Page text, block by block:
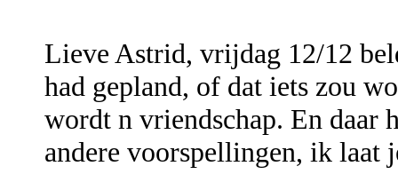
Lieve Astrid, vrijdag 12/12
had gepland, of dat iets zou
wordt n vriendschap. En daar
andere voorspellingen, ik laat